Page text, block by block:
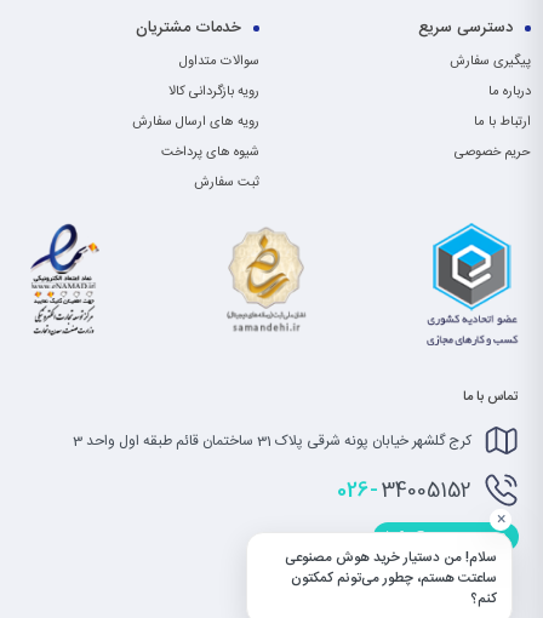
دسترسی سریع
پیگیری سفارش
درباره ما
ارتباط با ما
حریم خصوصی
خدمات مشتریان
سوالات متداول
رویه بازگردانی کالا
رویه های ارسال سفارش
شیوه های پرداخت
ثبت سفارش
تماس با ما
کرج گلشهر خیابان پونه شرقی پلاک 31 ساختمان قائم طبقه اول واحد 3
026-34005152
info@saatet.com
سلام! من دستیار خرید هوش مصنوعی
ساعتت هستم، چطور می‌تونم کمکتون
کنم؟
×